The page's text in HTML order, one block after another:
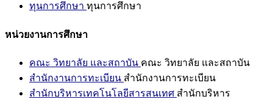
ทุนการศึกษา ทุนการศึกษา
หน่วยงานการศึกษา
คณะ วิทยาลัย และสถาบัน คณะ วิทยาลัย และสถาบัน
สำนักงานการทะเบียน สำนักงานการทะเบียน
สำนักบริหารเทคโนโลยีสารสนเทศ สำนักบริหาร